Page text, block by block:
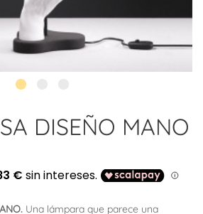
DISEÑO MANO
Una lámpara que parece una